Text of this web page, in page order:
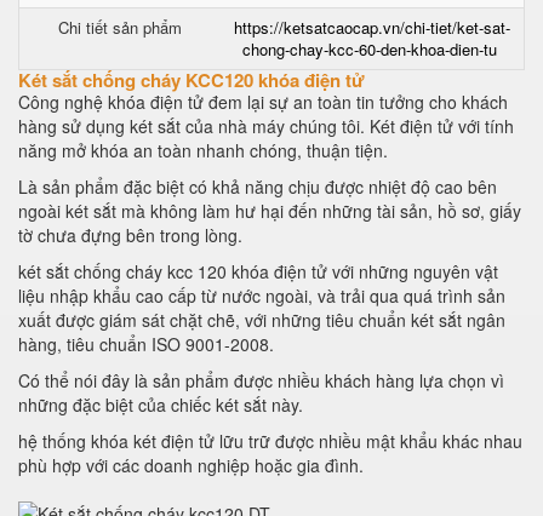
Chi tiết sản phẩm
https://ketsatcaocap.vn/chi-tiet/ket-sat-
chong-chay-kcc-60-den-khoa-dien-tu
Két sắt chống cháy KCC120 khóa điện tử
Công nghệ khóa điện tử đem lại sự an toàn tin tưởng cho khách
hàng sử dụng két sắt của nhà máy chúng tôi. Két điện tử với tính
năng mở khóa an toàn nhanh chóng, thuận tiện.
Là sản phẩm đặc biệt có khả năng chịu được nhiệt độ cao bên
ngoài két sắt mà không làm hư hại đến những tài sản, hồ sơ, giấy
tờ chưa đựng bên trong lòng.
két sắt chống cháy kcc 120 khóa điện tử với những nguyên vật
liệu nhập khẩu cao cấp từ nước ngoài, và trải qua quá trình sản
xuất được giám sát chặt chẽ, với những tiêu chuẩn két sắt ngân
hàng, tiêu chuẩn ISO 9001-2008.
Có thể nói đây là sản phẩm được nhiều khách hàng lựa chọn vì
những đặc biệt của chiếc két sắt này.
hệ thống khóa két điện tử lữu trữ được nhiều mật khẩu khác nhau
phù hợp với các doanh nghiệp hoặc gia đình.